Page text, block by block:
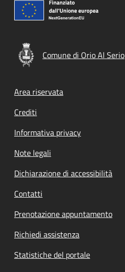
Comune di Orio Al Serio
Footer menu
Area riservata
Crediti
Informativa privacy
Note legali
Dichiarazione di accessibilità
Contatti
Prenotazione appuntamento
Richiedi assistenza
Statistiche del portale